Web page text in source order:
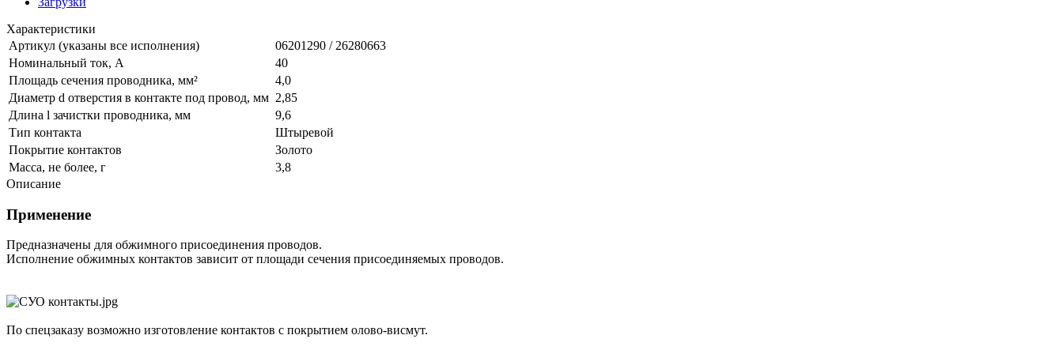
Характеристики
Артикул (указаны все исполнения)
06201290 / 26280663
Номинальный ток, А
40
Площадь сечения проводника, мм²
4,0
Диаметр d отверстия в контакте под провод, мм 2,85
Длина l зачистки проводника, мм
9,6
Тип контакта
Штыревой
Покрытие контактов
Золото
Масса, не более, г
3,8
Описание
Применение
Предназначены для обжимного присоединения проводов.
Исполнение обжимных контактов зависит от площади сечения присоединяемых проводов.
По спецзаказу возможно изготовление контактов с покрытием олово-висмут.